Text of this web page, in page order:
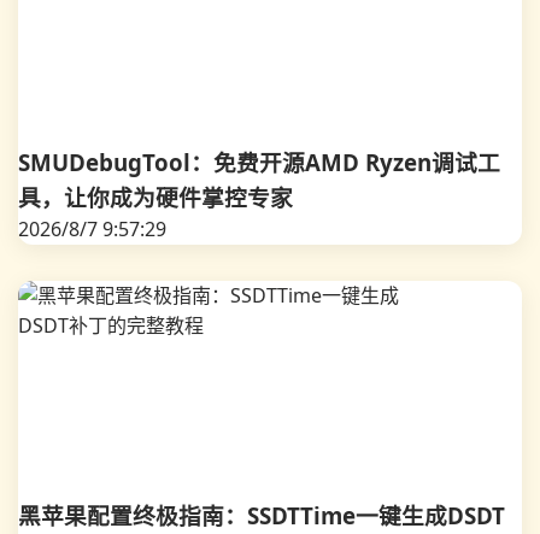
SMUDebugTool：免费开源AMD Ryzen调试工
具，让你成为硬件掌控专家
2026/8/7 9:57:29
黑苹果配置终极指南：SSDTTime一键生成DSDT